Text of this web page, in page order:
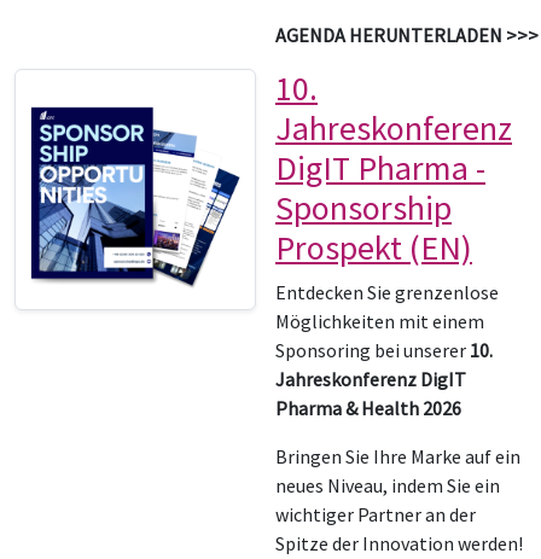
AGENDA HERUNTERLADEN >>>
10.
Jahreskonferenz
DigIT Pharma -
Sponsorship
Prospekt (EN)
Entdecken Sie grenzenlose
Möglichkeiten mit einem
Sponsoring bei unserer 10.
Jahreskonferenz DigIT
Pharma & Health 2026
Bringen Sie Ihre Marke auf ein
neues Niveau, indem Sie ein
wichtiger Partner an der
Spitze der Innovation werden!